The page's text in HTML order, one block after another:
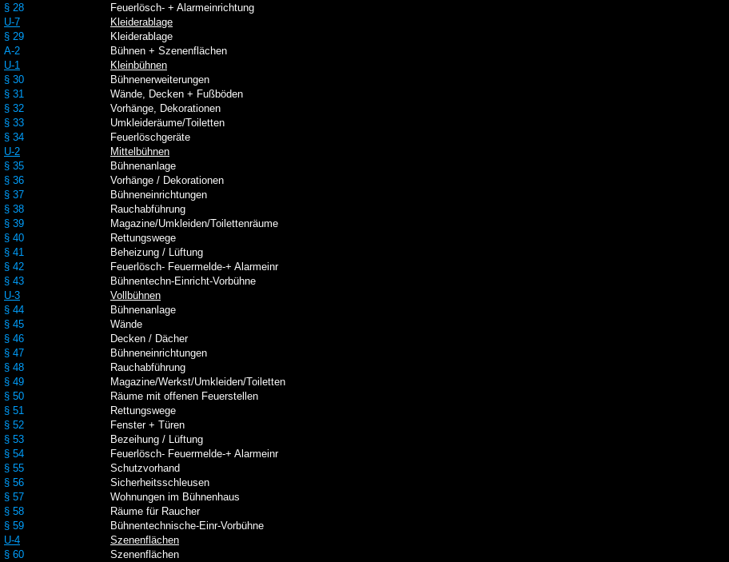
§ 28
Feuerlösch- + Alarmeinrichtung
U-7
Kleiderablage
§ 29
Kleiderablage
A-2
Bühnen + Szenenflächen
U-1
Kleinbühnen
§ 30
§ 31
§ 32
§ 33
§ 34
Bühnenerweiterungen
Wände, Decken + Fußböden
Vorhänge, Dekorationen
Umkleideräume/Toiletten
Feuerlöschgeräte
U-2
Mittelbühnen
§ 35
§ 36
§ 37
§ 38
§ 39
§ 40
§ 41
§ 42
§ 43
Bühnenanlage
Vorhänge / Dekorationen
Bühneneinrichtungen
Rauchabführung
Magazine/Umkleiden/Toilettenräume
Rettungswege
Beheizung / Lüftung
Feuerlösch- Feuermelde-+ Alarmeinr
Bühnentechn-Einricht-Vorbühne
U-3
Vollbühnen
§ 44
§ 45
§ 46
§ 47
§ 48
§ 49
§ 50
§ 51
§ 52
§ 53
§ 54
§ 55
§ 56
§ 57
§ 58
§ 59
Bühnenanlage
Wände
Decken / Dächer
Bühneneinrichtungen
Rauchabführung
Magazine/Werkst/Umkleiden/Toiletten
Räume mit offenen Feuerstellen
Rettungswege
Fenster + Türen
Bezeihung / Lüftung
Feuerlösch- Feuermelde-+ Alarmeinr
Schutzvorhand
Sicherheitsschleusen
Wohnungen im Bühnenhaus
Räume für Raucher
Bühnentechnische-Einr-Vorbühne
U-4
Szenenflächen
§ 60
Szenenflächen